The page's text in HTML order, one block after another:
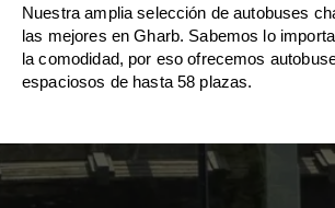
Nuestra amplia selección de autobuses
las mejores en Gharb. Sabemos lo
la comodidad, por eso ofrecemos
espaciosos de hasta 58 plazas.